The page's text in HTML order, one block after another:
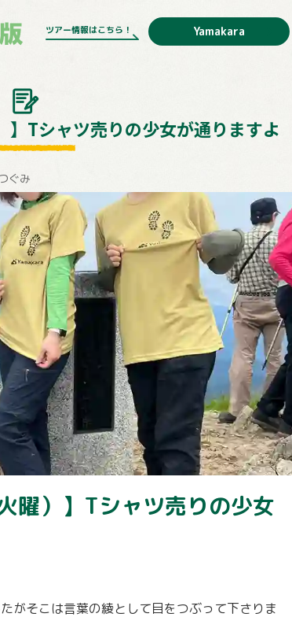
ツアー情報はこちら！ Yamakara
】Tシャツ売りの少女が通りますよ
ぐみ
曜）】Tシャツ売りの少女
がそこは言葉の綾として目をつぶって下さりま